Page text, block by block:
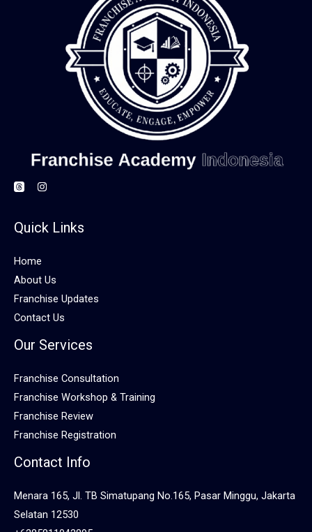
Quick Links
Home
About Us
Franchise Updates
Contact Us
Our Services
Franchise Consultation
Franchise Workshop & Training
Franchise Review
Franchise Registration
Contact Info
Menara 165, Jl. TB Simatupang No.165, Pasar Minggu, Jakarta
Selatan 12530